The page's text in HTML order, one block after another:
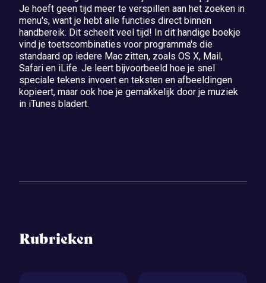
Je hoeft geen tijd meer te verspillen aan het zoeken in
menu's, want je hebt alle functies direct binnen
handbereik. Dit scheelt veel tijd! In dit handige boekje
vind je toetscombinaties voor programma's die
standaard op iedere Mac zitten, zoals OS X, Mail,
Safari en iLife. Je leert bijvoorbeeld hoe je snel
speciale tekens invoert en teksten en afbeeldingen
kopieert, maar ook hoe je gemakkelijk door je muziek
in iTunes bladert.
Rubrieken